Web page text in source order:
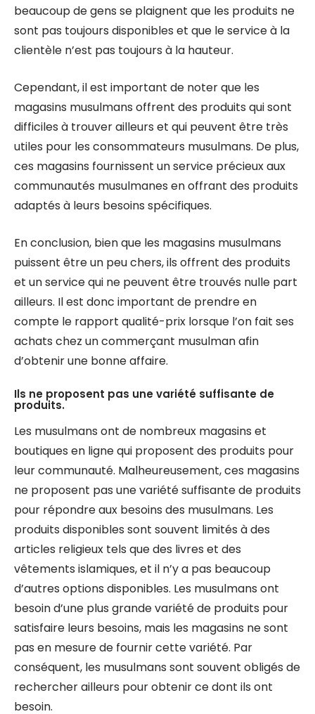
beaucoup de gens se plaignent que les produits ne
sont pas toujours disponibles et que le service à la
clientèle n’est pas toujours à la hauteur.
Cependant, il est important de noter que les
magasins musulmans offrent des produits qui sont
difficiles à trouver ailleurs et qui peuvent être très
utiles pour les consommateurs musulmans. De plus,
ces magasins fournissent un service précieux aux
communautés musulmanes en offrant des produits
adaptés à leurs besoins spécifiques.
En conclusion, bien que les magasins musulmans
puissent être un peu chers, ils offrent des produits
et un service qui ne peuvent être trouvés nulle part
ailleurs. Il est donc important de prendre en
compte le rapport qualité-prix lorsque l’on fait ses
achats chez un commerçant musulman afin
d’obtenir une bonne affaire.
Ils ne proposent pas une variété suffisante de
produits.
Les musulmans ont de nombreux magasins et
boutiques en ligne qui proposent des produits pour
leur communauté. Malheureusement, ces magasins
ne proposent pas une variété suffisante de produits
pour répondre aux besoins des musulmans. Les
produits disponibles sont souvent limités à des
articles religieux tels que des livres et des
vêtements islamiques, et il n’y a pas beaucoup
d’autres options disponibles. Les musulmans ont
besoin d’une plus grande variété de produits pour
satisfaire leurs besoins, mais les magasins ne sont
pas en mesure de fournir cette variété. Par
conséquent, les musulmans sont souvent obligés de
rechercher ailleurs pour obtenir ce dont ils ont
besoin.